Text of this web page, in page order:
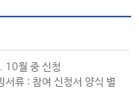
10월 중 신청
서류 : 참여 신청서 양식 별